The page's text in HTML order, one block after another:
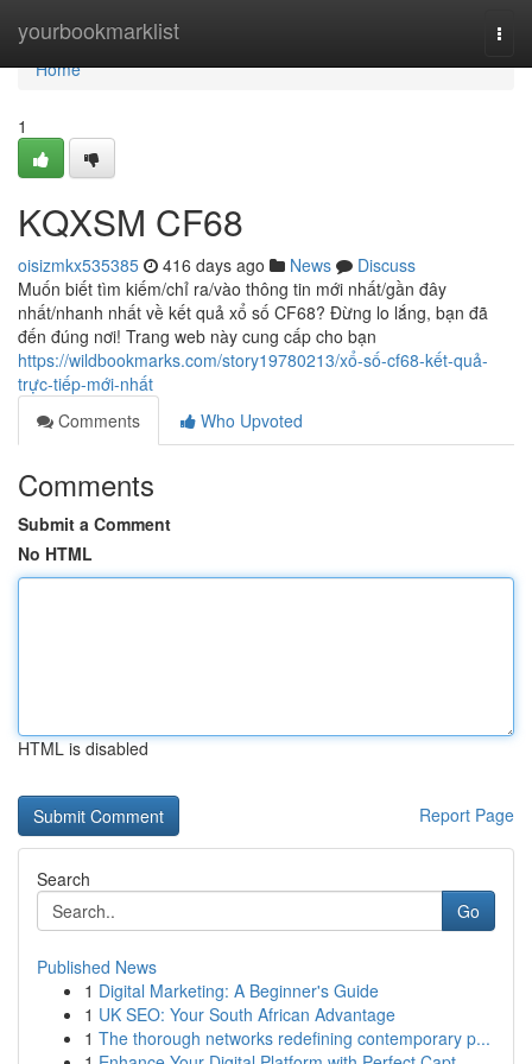
yourbookmarklist
Home
Home
1
KQXSM CF68
oisizmkx535385 416 days ago News
Discuss
Muốn biết tìm kiếm/chỉ ra/vào thông tin mới nhất/gần đây
nhất/nhanh nhất về kết quả xổ số CF68? Đừng lo lắng, bạn đã
đến đúng nơi! Trang web này cung cấp cho bạn
https://wildbookmarks.com/story19780213/xổ-số-cf68-kết-quả-
trực-tiếp-mới-nhất
Comments
Who Upvoted
Comments
Submit a Comment
No HTML
HTML is disabled
Report Page
Search
Go
Published News
1 Digital Marketing: A Beginner's Guide
1 UK SEO: Your South African Advantage
1 The thorough networks redefining contemporary p...